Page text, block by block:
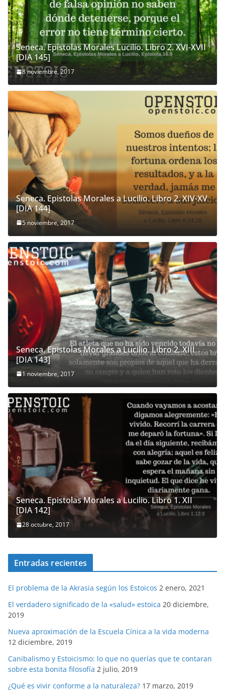
Seneca. Epistolas Morales Lucilio. Libro 2. XVI-XVII
[DIA 145]
8 noviembre, 2017
Seneca. Epistolas Morales a Lucilio. Libro 2. XIV-XV
[DIA 144]
5 noviembre, 2017
Seneca. Epistolas Morales a Lucilio. Libro 2. XIII
[DIA 143]
1 noviembre, 2017
Seneca. Epistolas Morales a Lucilio. Libro 1. XII
[DIA 142]
28 octubre, 2017
Entradas recientes
El problema de la Akrasia según los Estoicos 2 enero, 2021
El verdadero significado de la «salud» estoica 20 diciembre,
2019
Nueva aproximación de la Escuela Cínica a la vida moderna
12 diciembre, 2019
Canibalismo y Estoicismo: lo que no querías que te contaran
sobre esta bonita filosofía 2 julio, 2019
¿Qué es vivir conforme a la naturaleza? 17 marzo, 2019